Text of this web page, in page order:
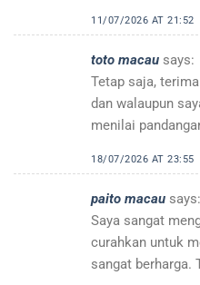
11/07/2026 AT 21:52
toto macau says:
Tetap saja,
dan walaupun
menilai
18/07/2026 AT 23:55
paito macau says:
Saya sangat
curahkan untuk
sangat berharga.